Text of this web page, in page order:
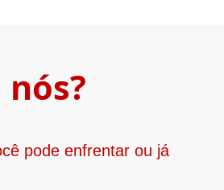
pode enfrentar ou já